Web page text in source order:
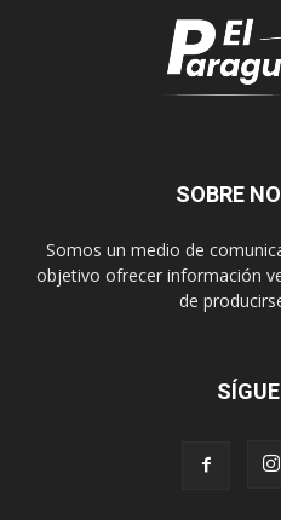
SOBRE
Somos un medio de
objetivo ofrecer información
de